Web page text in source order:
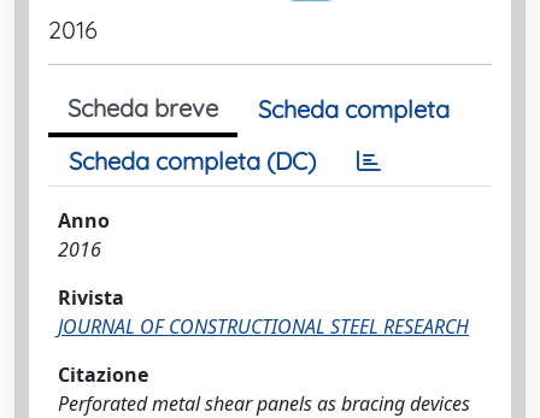
2016
Scheda breve
Scheda completa
Scheda completa (DC)
Anno
2016
Rivista
JOURNAL OF CONSTRUCTIONAL STEEL RESEARCH
Citazione
Perforated metal shear panels as bracing devices